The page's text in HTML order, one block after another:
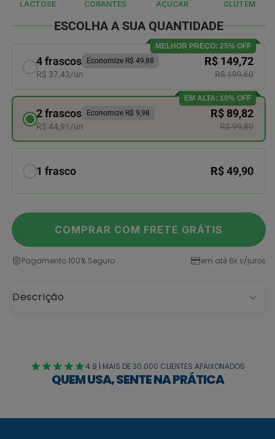
modal
LACTOSE
CORANTES
AÇUCAR
GLUTÉM
ESCOLHA A SUA QUANTIDADE
MELHOR PREÇO: 25% OFF
4 frascos Economize R$ 49,88
R$ 37,43/un
R$ 149,72
R$ 199,60
EM ALTA: 10% OFF
2 frascos Economize R$ 9,98
R$ 44,91/un
R$ 89,82
R$ 99,80
1 frasco R$ 49,90
COMPRAR COM FRETE GRÁTIS
Pagamento 100% Seguro em até 6x s/juros
Descrição
4.9 | MAIS DE 30.000 CLIENTES APAIXONADOS
QUEM USA, SENTE NA PRÁTICA